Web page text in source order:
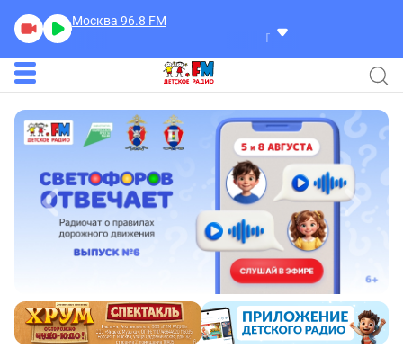
Москва 96.8 FM
Полина Етчик